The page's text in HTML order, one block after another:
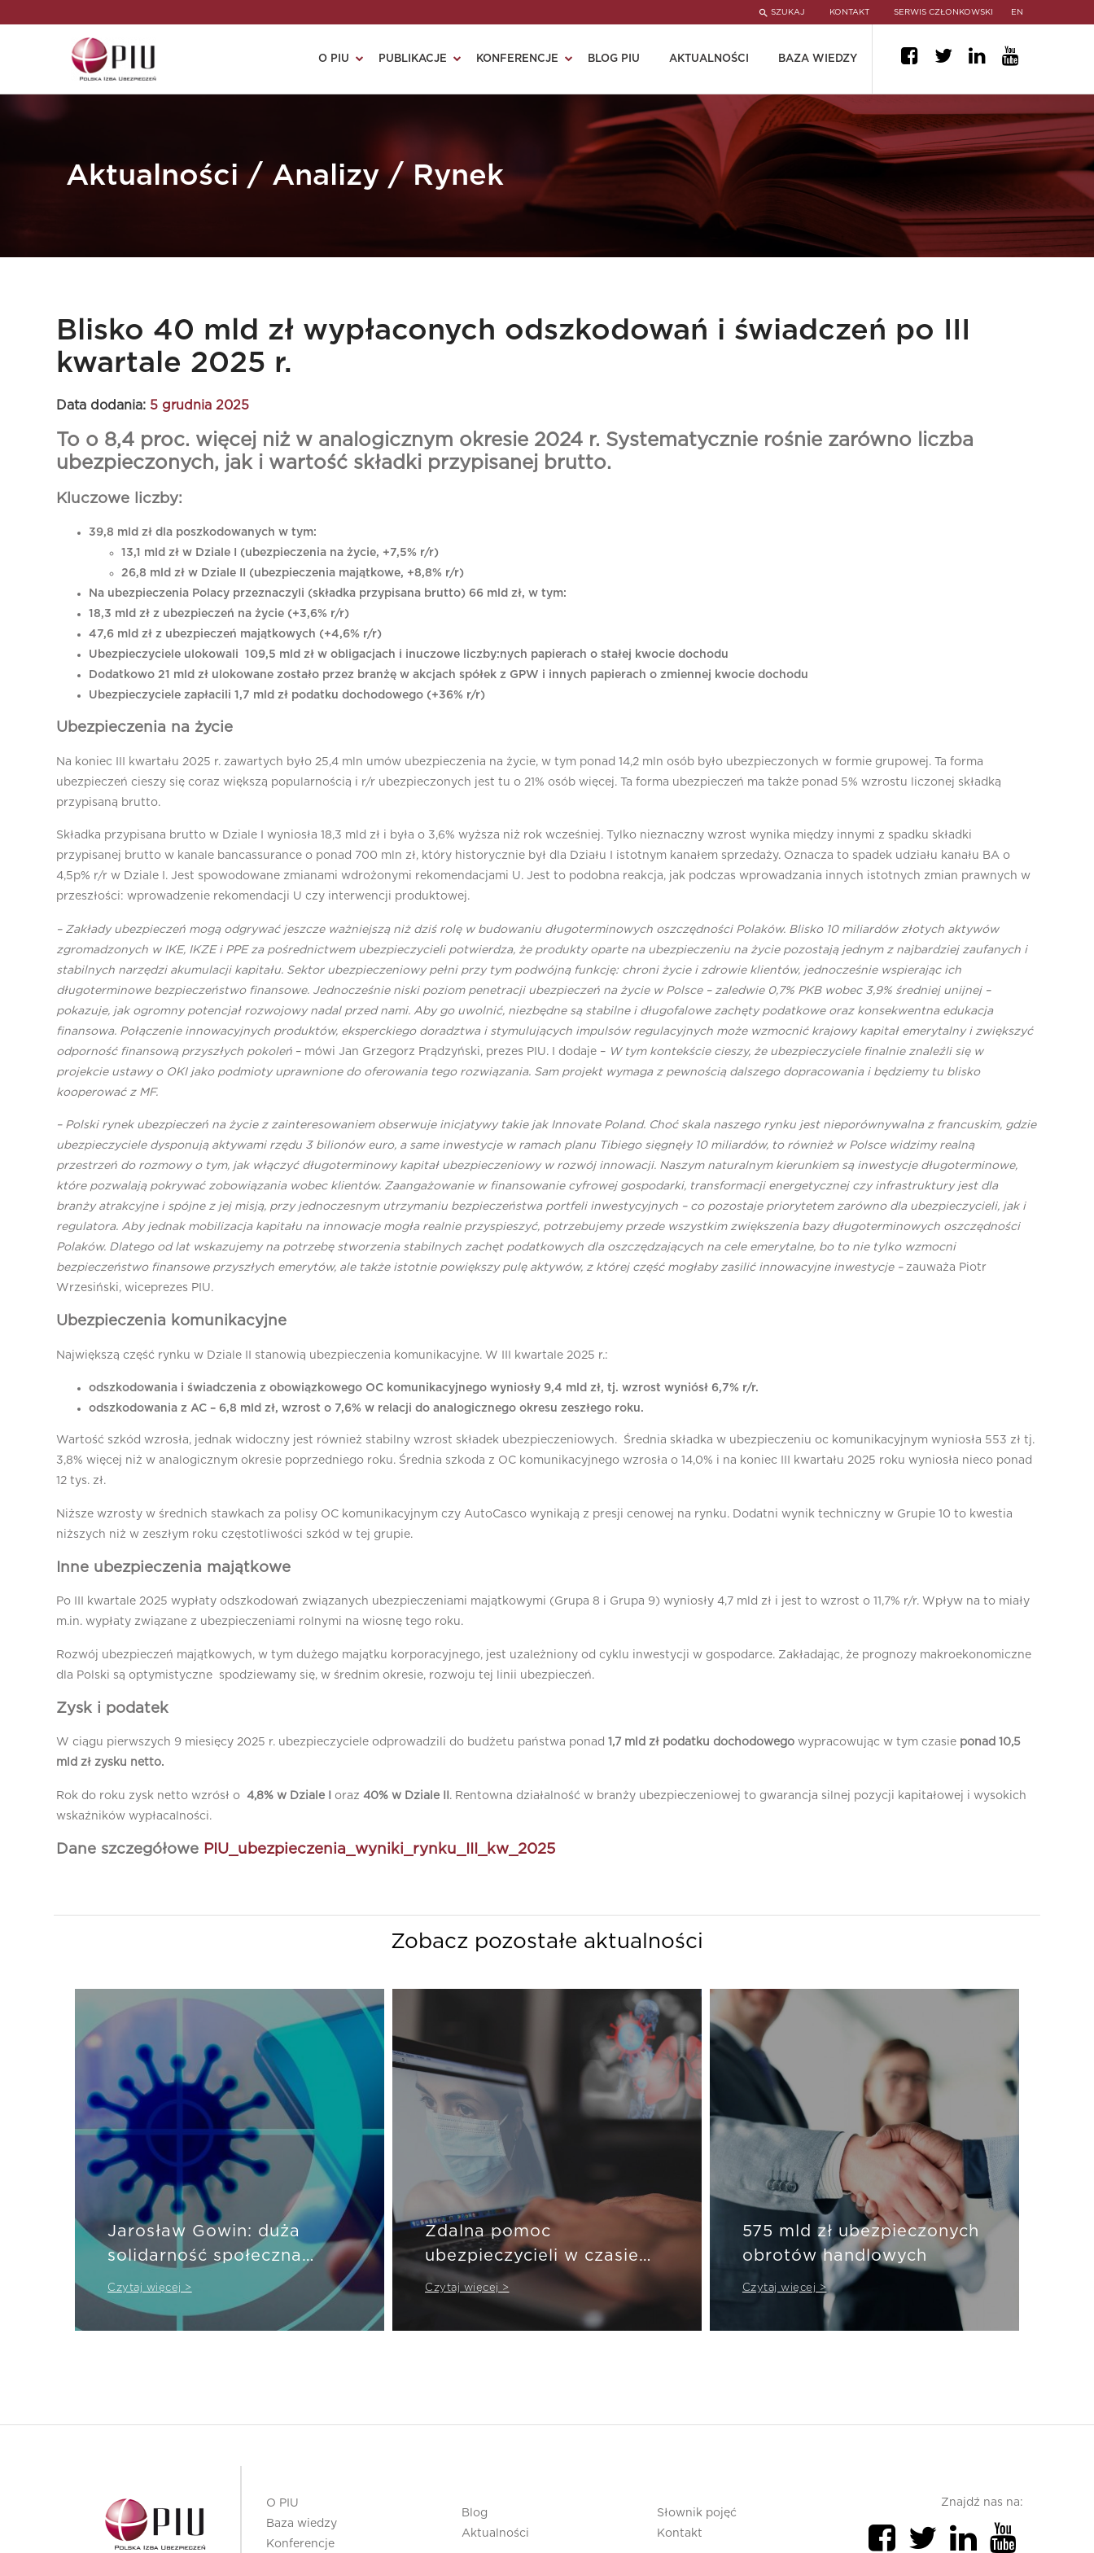
SZUKAJ KONTAKT SERWIS CZŁONKOWSKI EN
O PIU PUBLIKACJE KONFERENCJE BLOG PIU AKTUALNOŚCI BAZA WIEDZY
Aktualności / Analizy / Rynek
Blisko 40 mld zł wypłaconych odszkodowań i świadczeń po III
kwartale 2025 r.
Data dodania: 5 grudnia 2025
To o 8,4 proc. więcej niż w analogicznym okresie 2024 r. Systematycznie rośnie zarówno liczba
ubezpieczonych, jak i wartość składki przypisanej brutto.
Kluczowe liczby:
39,8 mld zł dla poszkodowanych w tym:
13,1 mld zł w Dziale I (ubezpieczenia na życie, +7,5% r/r)
26,8 mld zł w Dziale II (ubezpieczenia majątkowe, +8,8% r/r)
Na ubezpieczenia Polacy przeznaczyli (składka przypisana brutto) 66 mld zł, w tym:
18,3 mld zł z ubezpieczeń na życie (+3,6% r/r)
47,6 mld zł z ubezpieczeń majątkowych (+4,6% r/r)
Ubezpieczyciele ulokowali 109,5 mld zł w obligacjach i inuczowe liczby:nych papierach o stałej kwocie dochodu
Dodatkowo 21 mld zł ulokowane zostało przez branżę w akcjach spółek z GPW i innych papierach o zmiennej kwocie dochodu
Ubezpieczyciele zapłacili 1,7 mld zł podatku dochodowego (+36% r/r)
Ubezpieczenia na życie
Na koniec III kwartału 2025 r. zawartych było 25,4 mln umów ubezpieczenia na życie, w tym ponad 14,2 mln osób było ubezpieczonych w formie grupowej. Ta forma
ubezpieczeń cieszy się coraz większą popularnością i r/r ubezpieczonych jest tu o 21% osób więcej. Ta forma ubezpieczeń ma także ponad 5% wzrostu liczonej składką
przypisaną brutto.
Składka przypisana brutto w Dziale I wyniosła 18,3 mld zł i była o 3,6% wyższa niż rok wcześniej. Tylko nieznaczny wzrost wynika między innymi z spadku składki
przypisanej brutto w kanale bancassurance o ponad 700 mln zł, który historycznie był dla Działu I istotnym kanałem sprzedaży. Oznacza to spadek udziału kanału BA o
4,5p% r/r w Dziale I. Jest spowodowane zmianami wdrożonymi rekomendacjami U. Jest to podobna reakcja, jak podczas wprowadzania innych istotnych zmian prawnych w
przeszłości: wprowadzenie rekomendacji U czy interwencji produktowej.
– Zakłady ubezpieczeń mogą odgrywać jeszcze ważniejszą niż dziś rolę w budowaniu długoterminowych oszczędności Polaków. Blisko 10 miliardów złotych aktywów
zgromadzonych w IKE, IKZE i PPE za pośrednictwem ubezpieczycieli potwierdza, że produkty oparte na ubezpieczeniu na życie pozostają jednym z najbardziej zaufanych i
stabilnych narzędzi akumulacji kapitału. Sektor ubezpieczeniowy pełni przy tym podwójną funkcję: chroni życie i zdrowie klientów, jednocześnie wspierając ich
długoterminowe bezpieczeństwo finansowe. Jednocześnie niski poziom penetracji ubezpieczeń na życie w Polsce – zaledwie 0,7% PKB wobec 3,9% średniej unijnej –
pokazuje, jak ogromny potencjał rozwojowy nadal przed nami. Aby go uwolnić, niezbędne są stabilne i długofalowe zachęty podatkowe oraz konsekwentna edukacja
finansowa. Połączenie innowacyjnych produktów, eksperckiego doradztwa i stymulujących impulsów regulacyjnych może wzmocnić krajowy kapitał emerytalny i zwiększyć
odporność finansową przyszłych pokoleń – mówi Jan Grzegorz Prądzyński, prezes PIU. I dodaje – W tym kontekście cieszy, że ubezpieczyciele finalnie znaleźli się w
projekcie ustawy o OKI jako podmioty uprawnione do oferowania tego rozwiązania. Sam projekt wymaga z pewnością dalszego dopracowania i będziemy tu blisko
kooperować z MF.
– Polski rynek ubezpieczeń na życie z zainteresowaniem obserwuje inicjatywy takie jak Innovate Poland. Choć skala naszego rynku jest nieporównywalna z francuskim, gdzie
ubezpieczyciele dysponują aktywami rzędu 3 bilionów euro, a same inwestycje w ramach planu Tibiego sięgnęły 10 miliardów, to również w Polsce widzimy realną
przestrzeń do rozmowy o tym, jak włączyć długoterminowy kapitał ubezpieczeniowy w rozwój innowacji. Naszym naturalnym kierunkiem są inwestycje długoterminowe,
które pozwalają pokrywać zobowiązania wobec klientów. Zaangażowanie w finansowanie cyfrowej gospodarki, transformacji energetycznej czy infrastruktury jest dla
branży atrakcyjne i spójne z jej misją, przy jednoczesnym utrzymaniu bezpieczeństwa portfeli inwestycyjnych – co pozostaje priorytetem zarówno dla ubezpieczycieli, jak i
regulatora. Aby jednak mobilizacja kapitału na innowacje mogła realnie przyspieszyć, potrzebujemy przede wszystkim zwiększenia bazy długoterminowych oszczędności
Polaków. Dlatego od lat wskazujemy na potrzebę stworzenia stabilnych zachęt podatkowych dla oszczędzających na cele emerytalne, bo to nie tylko wzmocni
bezpieczeństwo finansowe przyszłych emerytów, ale także istotnie powiększy pulę aktywów, z której część mogłaby zasilić innowacyjne inwestycje –zauważa Piotr
Wrzesiński, wiceprezes PIU.
Ubezpieczenia komunikacyjne
Największą część rynku w Dziale II stanowią ubezpieczenia komunikacyjne. W III kwartale 2025 r.:
odszkodowania i świadczenia z obowiązkowego OC komunikacyjnego wyniosły 9,4 mld zł, tj. wzrost wyniósł 6,7% r/r.
odszkodowania z AC – 6,8 mld zł, wzrost o 7,6% w relacji do analogicznego okresu zeszłego roku.
Wartość szkód wzrosła, jednak widoczny jest również stabilny wzrost składek ubezpieczeniowych. Średnia składka w ubezpieczeniu oc komunikacyjnym wyniosła 553 zł tj.
3,8% więcej niż w analogicznym okresie poprzedniego roku. Średnia szkoda z OC komunikacyjnego wzrosła o 14,0% i na koniec III kwartału 2025 roku wyniosła nieco ponad
12 tys. zł.
Niższe wzrosty w średnich stawkach za polisy OC komunikacyjnym czy AutoCasco wynikają z presji cenowej na rynku. Dodatni wynik techniczny w Grupie 10 to kwestia
niższych niż w zeszłym roku częstotliwości szkód w tej grupie.
Inne ubezpieczenia majątkowe
Po III kwartale 2025 wypłaty odszkodowań związanych ubezpieczeniami majątkowymi (Grupa 8 i Grupa 9) wyniosły 4,7 mld zł i jest to wzrost o 11,7% r/r. Wpływ na to miały
m.in. wypłaty związane z ubezpieczeniami rolnymi na wiosnę tego roku.
Rozwój ubezpieczeń majątkowych, w tym dużego majątku korporacyjnego, jest uzależniony od cyklu inwestycji w gospodarce. Zakładając, że prognozy makroekonomiczne
dla Polski są optymistyczne spodziewamy się, w średnim okresie, rozwoju tej linii ubezpieczeń.
Zysk i podatek
W ciągu pierwszych 9 miesięcy 2025 r. ubezpieczyciele odprowadzili do budżetu państwa ponad 1,7 mld zł podatku dochodowego wypracowując w tym czasie ponad 10,5
mld zł zysku netto.
Rok do roku zysk netto wzrósł o 4,8% w Dziale I oraz 40% w Dziale II . Rentowna działalność w branży ubezpieczeniowej to gwarancja silnej pozycji kapitałowej i wysokich
wskaźników wypłacalności.
Dane szczegółowe PIU_ubezpieczenia_wyniki_rynku_III_kw_2025
Zobacz pozostałe aktualności
Jarosław Gowin: duża
solidarność społeczna
ubezpieczycieli
Czytaj więcej >
Zdalna pomoc
ubezpieczycieli w czasie
pandemii
Czytaj więcej >
575 mld zł ubezpieczonych
obrotów handlowych
Czytaj więcej >
O PIU
Baza wiedzy
Konferencje
Blog
Aktualności
Słownik pojęć
Kontakt
Znajdź nas na: